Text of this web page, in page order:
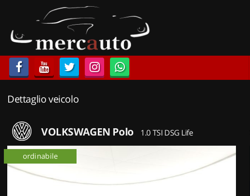
LISTA VEICOLI
ACQUISTIAMO USATO
ASSISTENZA
NOLEGGIO AUTO
NOLEGGIO LUNGO TERMINE
NOLEGGIO BREVE TERMINE
Dettaglio veicolo
VOLKSWAGEN Polo 1.0 TSI DSG Life
ordinabile